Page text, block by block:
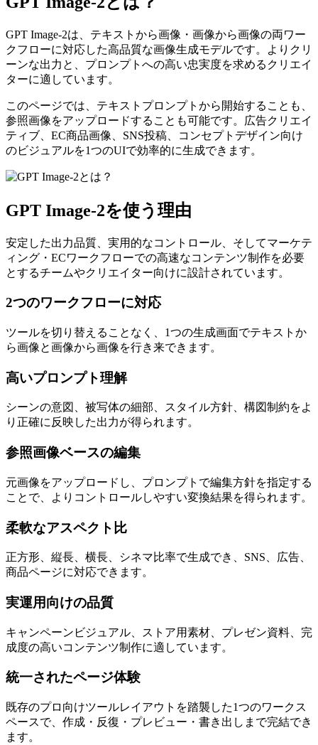
GPT Image-2は、テキストから画像・画像から画像の両ワー
クフローに対応した高品質な画像生成モデルです。よりクリ
ーンな出力と、プロンプトへの高い忠実度を求めるクリエイ
ターに適しています。
このページでは、テキストプロンプトから開始することも、
参照画像をアップロードすることも可能です。広告クリエイ
ティブ、EC商品画像、SNS投稿、コンセプトデザイン向け
のビジュアルを1つのUIで効率的に生成できます。
GPT Image-2を使う理由
安定した出力品質、実用的なコントロール、そしてマーケテ
ィング・ECワークフローでの高速なコンテンツ制作を必要
とするチームやクリエイター向けに設計されています。
2つのワークフローに対応
ツールを切り替えることなく、1つの生成画面でテキストか
ら画像と画像から画像を行き来できます。
高いプロンプト理解
シーンの意図、被写体の細部、スタイル方針、構図制約をよ
り正確に反映した出力が得られます。
参照画像ベースの編集
元画像をアップロードし、プロンプトで編集方針を指定する
ことで、よりコントロールしやすい変換結果を得られます。
柔軟なアスペクト比
正方形、縦長、横長、シネマ比率で生成でき、SNS、広告、
商品ページに対応できます。
実運用向けの品質
キャンペーンビジュアル、ストア用素材、プレゼン資料、完
成度の高いコンテンツ制作に適しています。
統一されたページ体験
既存のプロ向けツールレイアウトを踏襲した1つのワークス
ペースで、作成・反復・プレビュー・書き出しまで完結でき
ます。